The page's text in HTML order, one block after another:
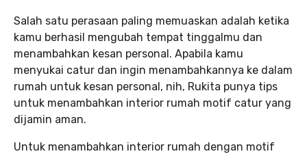
Salah satu perasaan paling memuaskan adalah ketika
kamu berhasil mengubah tempat tinggalmu dan
menambahkan kesan personal. Apabila kamu
menyukai catur dan ingin menambahkannya ke dalam
rumah untuk kesan personal, nih, Rukita punya tips
untuk menambahkan interior rumah motif catur yang
dijamin aman.
Untuk menambahkan interior rumah dengan motif